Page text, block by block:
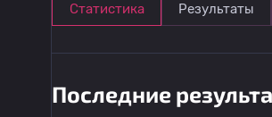
Статистика Результаты
Последние